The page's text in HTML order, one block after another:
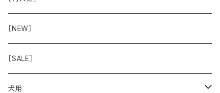
◾️長く楽しむ用
◾️特別なご褒美/嗜好性高
臓-肝腎心膵
免疫力・健康維持
こころ・脳
オーナー雑貨
［NEW］
［SALE］
犬用